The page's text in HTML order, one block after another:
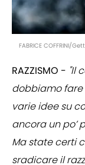
FABRICE COFFRINI/
RAZZISMO - "Il
dobbiamo fare
varie idee su
ancora un po’
Ma state certi
sradicare il